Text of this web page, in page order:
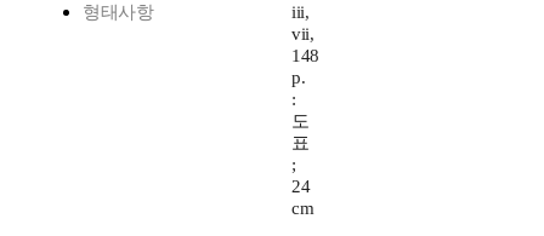
형태사항
iii,
vii,
148
p.
:
도
표
;
24
cm